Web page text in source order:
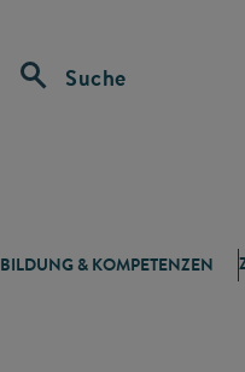
Suche
BILDUNG & KOMPETENZEN